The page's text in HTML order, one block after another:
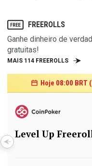
FREEROLLS
Ganhe dinheiro de
gratuitas!
MAIS 114 FREEROLLS
Hoje 08:00 BRT
Level Up